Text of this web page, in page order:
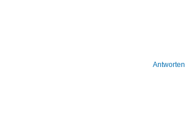
Antworten